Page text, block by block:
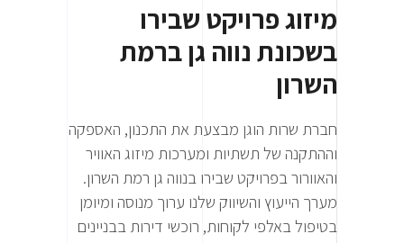
מיזוג פרויקט שבירו
בשכונת נווה גן ברמת
השרון
חברת שרות הוגן מבצעת את התכנון, האספקה
וההתקנה של תשתיות ומערכות מיזוג האוויר
והאוורור בפרויקט שבירו בנווה גן רמת השרון.
מערך הייעוץ והשיווק שלנו ערוך מנוסה ומיומן
בטיפול באלפי לקוחות, רוכשי דירות בבניינים